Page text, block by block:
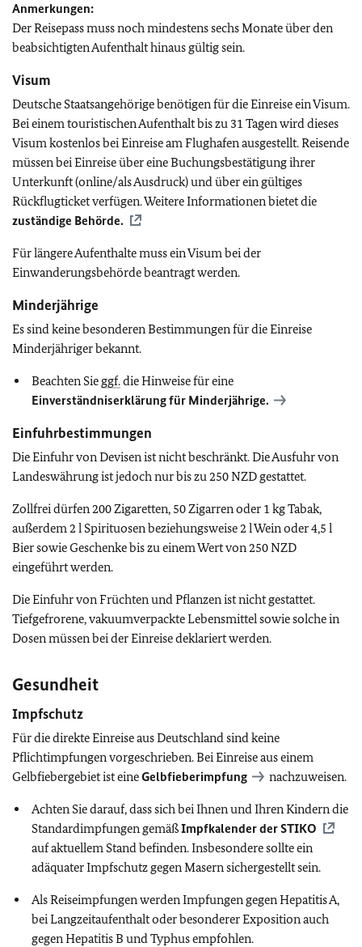
Anmerkungen:
Der Reisepass muss noch mindestens sechs Monate über den
beabsichtigten Aufenthalt hinaus gültig sein.
Visum
Deutsche Staatsangehörige benötigen für die Einreise ein Visum.
Bei einem touristischen Aufenthalt bis zu 31 Tagen wird dieses
Visum kostenlos bei Einreise am Flughafen ausgestellt. Reisende
müssen bei Einreise über eine Buchungsbestätigung ihrer
Unterkunft (online/als Ausdruck) und über ein gültiges
Rückflugticket verfügen. Weitere Informationen bietet die
zuständige Behörde.
Für längere Aufenthalte muss ein Visum bei der
Einwanderungsbehörde beantragt werden.
Minderjährige
Es sind keine besonderen Bestimmungen für die Einreise
Minderjähriger bekannt.
Beachten Sie ggf.die Hinweise für eine
Einverständniserklärung für Minderjährige.
Einfuhrbestimmungen
Die Einfuhr von Devisen ist nicht beschränkt. Die Ausfuhr von
Landeswährung ist jedoch nur bis zu 250 NZD gestattet.
Zollfrei dürfen 200 Zigaretten, 50 Zigarren oder 1 kg Tabak,
außerdem 2 l Spirituosen beziehungsweise 2 l Wein oder 4,5 l
Bier sowie Geschenke bis zu einem Wert von 250 NZD
eingeführt werden.
Die Einfuhr von Früchten und Pflanzen ist nicht gestattet.
Tiefgefrorene, vakuumverpackte Lebensmittel sowie solche in
Dosen müssen bei der Einreise deklariert werden.
Gesundheit
Impfschutz
Für die direkte Einreise aus Deutschland sind keine
Pflichtimpfungen vorgeschrieben. Bei Einreise aus einem
Gelbfiebergebiet ist eineGelbfieberimpfung nachzuweisen.
Achten Sie darauf, dass sich bei Ihnen und Ihren Kindern die
Standardimpfungen gemäßImpfkalender derSTIKO
auf aktuellem Stand befinden. Insbesondere sollte ein
adäquater Impfschutz gegen Masern sichergestellt sein.
Als Reiseimpfungen werden Impfungen gegen Hepatitis A,
bei Langzeitaufenthalt oder besonderer Exposition auch
gegen Hepatitis B und Typhus empfohlen.